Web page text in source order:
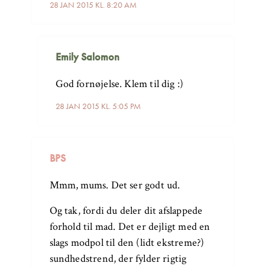
28 JAN 2015 KL. 8:20 AM
Emily Salomon
28 JAN 2015 KL. 5:05 PM
God fornøjelse. Klem til dig :)
BPS
Mmm, mums. Det ser godt ud.
Og tak, fordi du deler dit afslappede
forhold til mad. Det er dejligt med en
slags modpol til den (lidt ekstreme?)
sundhedstrend, der fylder rigtig